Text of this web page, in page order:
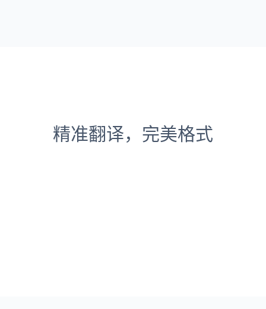
精准翻译，完美格式